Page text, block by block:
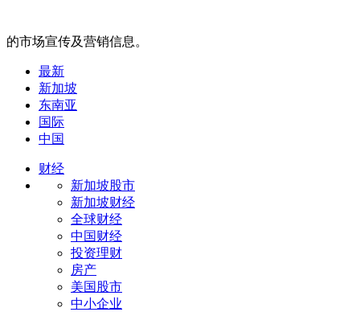
的市场宣传及营销信息。
最新
新加坡
东南亚
国际
中国
财经
新加坡股市
新加坡财经
全球财经
中国财经
投资理财
房产
美国股市
中小企业